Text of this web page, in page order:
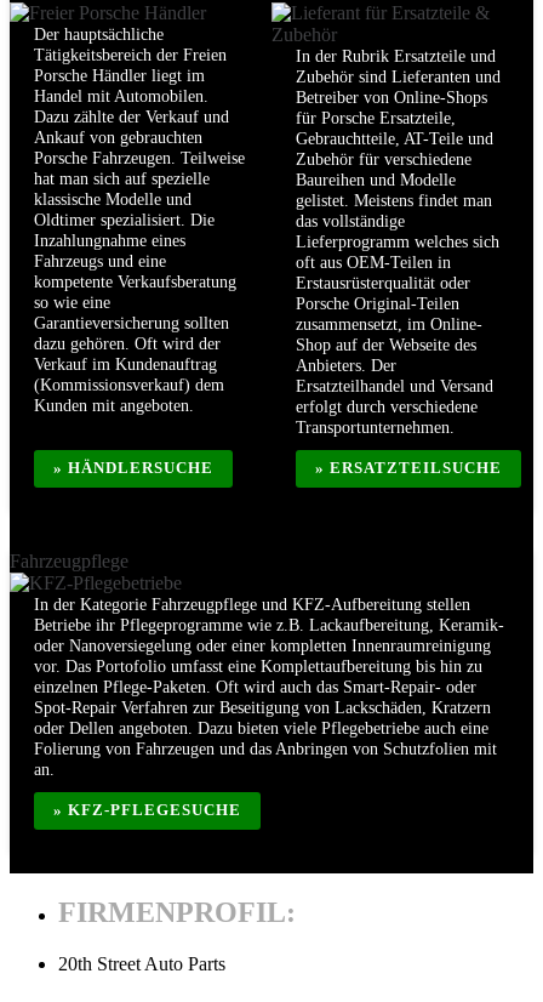
Der hauptsächliche
Tätigkeitsbereich der Freien
Porsche Händler liegt im
Handel mit Automobilen.
Dazu zählte der Verkauf und
Ankauf von gebrauchten
Porsche Fahrzeugen. Teilweise
hat man sich auf spezielle
klassische Modelle und
Oldtimer spezialisiert. Die
Inzahlungnahme eines
Fahrzeugs und eine
kompetente Verkaufsberatung
so wie eine
Garantieversicherung sollten
dazu gehören. Oft wird der
Verkauf im Kundenauftrag
(Kommissionsverkauf) dem
Kunden mit angeboten.
» HÄNDLERSUCHE
In der Rubrik Ersatzteile und
Zubehör sind Lieferanten und
Betreiber von Online-Shops
für Porsche Ersatzteile,
Gebrauchtteile, AT-Teile und
Zubehör für verschiedene
Baureihen und Modelle
gelistet. Meistens findet man
das vollständige
Lieferprogramm welches sich
oft aus OEM-Teilen in
Erstausrüsterqualität oder
Porsche Original-Teilen
zusammensetzt, im Online-
Shop auf der Webseite des
Anbieters. Der
Ersatzteilhandel und Versand
erfolgt durch verschiedene
Transportunternehmen.
» ERSATZTEILSUCHE
Fahrzeugpflege
In der Kategorie Fahrzeugpflege und KFZ-Aufbereitung stellen
Betriebe ihr Pflegeprogramme wie z.B. Lackaufbereitung, Keramik-
oder Nanoversiegelung oder einer kompletten Innenraumreinigung
vor. Das Portofolio umfasst eine Komplettaufbereitung bis hin zu
einzelnen Pflege-Paketen. Oft wird auch das Smart-Repair- oder
Spot-Repair Verfahren zur Beseitigung von Lackschäden, Kratzern
oder Dellen angeboten. Dazu bieten viele Pflegebetriebe auch eine
Folierung von Fahrzeugen und das Anbringen von Schutzfolien mit
an.
» KFZ-PFLEGESUCHE
FIRMENPROFIL:
20th Street Auto Parts